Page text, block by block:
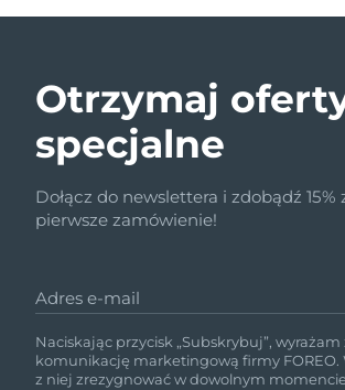
Otrzymaj
specjalne
Dołącz do newslettera i zdobądź 15%
pierwsze zamówienie!
Adres e-mail
Naciskając przycisk „Subskrybuj”,
komunikację marketingową firmy FOREO.
z niej zrezygnować w dowolnym